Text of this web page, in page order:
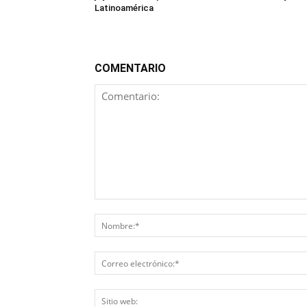
Latinoamérica
COMENTARIO